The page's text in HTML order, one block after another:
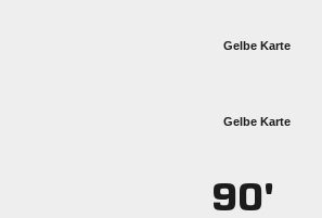
Gelbe Karte
Gelbe Karte
90'